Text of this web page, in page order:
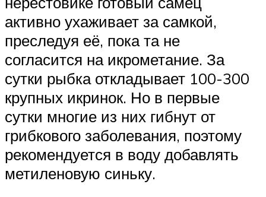
активно ухаживает за самкой,
преследуя её, пока та не
согласится на икрометание. За
сутки рыбка откладывает 100-300
крупных икринок. Но в первые
сутки многие из них гибнут от
грибкового заболевания, поэтому
рекомендуется в воду добавлять
метиленовую синьку.